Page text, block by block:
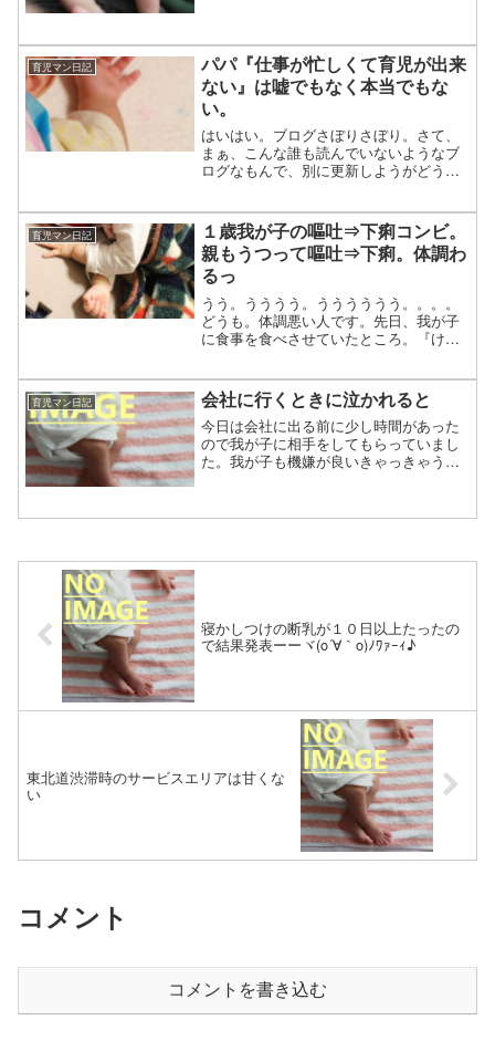
のことだし。なんか考えよう。と考え
中。ウチの場合、育児マンも嫁...
育児マン日記
パパ『仕事が忙しくて育児が出来
ない』は嘘でもなく本当でもな
い。
はいはい。ブログさぼりさぼり。さて、
まぁ、こんな誰も読んでいないようなブ
ログなもんで、別に更新しようがどうだ
と聞かれたから、単純に『仕事が忙しか
ったから』と答えるわけです...
育児マン日記
１歳我が子の嘔吐⇒下痢コンビ。
親もうつって嘔吐⇒下痢。体調わ
るっ
うう。うううう。うううううう。。。。
どうも。体調悪い人です。先日、我が子
に食事を食べさせていたところ。『けぽ
様子見。そうすると結局連続で吐いた。
『ああ、こりゃ嫌な予感』...
育児マン日記 会社に行くときに泣かれると
今日は会社に出る前に少し時間があった
ので我が子に相手をしてもらっていまし
た。我が子も機嫌が良いきゃっきゃうふ
れるとぎゃーーー！っと泣く我が子。我
寝かしつけの断乳が１０日以上たったの
で結果発表ーーヾ(o´∀｀o)ﾉﾜｧｰｨ♪
東北道渋滞時のサービスエリアは甘くな
い
コメント
コメントを書き込む